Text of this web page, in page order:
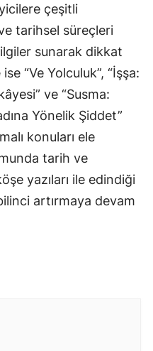
çeşitli
tarihsel süreçleri
sunarak dikkat
“Ve Yolculuk”, “İşşa:
ve “Susma:
Yönelik Şiddet”
konuları ele
tarih ve
yazıları ile edindiği
artırmaya devam